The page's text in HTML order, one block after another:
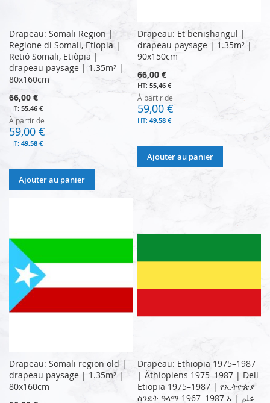
Drapeau: Somali Region |
Regione di Somali, Etiopia |
Retió Somali, Etiòpia |
drapeau paysage | 1.35m² |
80x160cm
66,00 €
55,46 €
À partir de
59,00 €
49,58 €
Ajouter au panier
Drapeau: Et benishangul |
drapeau paysage | 1.35m² |
90x150cm
66,00 €
55,46 €
À partir de
59,00 €
49,58 €
Ajouter au panier
Drapeau: Somali region old |
drapeau paysage | 1.35m² |
80x160cm
Drapeau: Ethiopia 1975–1987
| Äthiopiens 1975–1987 | Dell
Etiopia 1975–1987 | የኢትዮጵያ
ሰንደቅ ዓላማ 1967–1987 አ | علم